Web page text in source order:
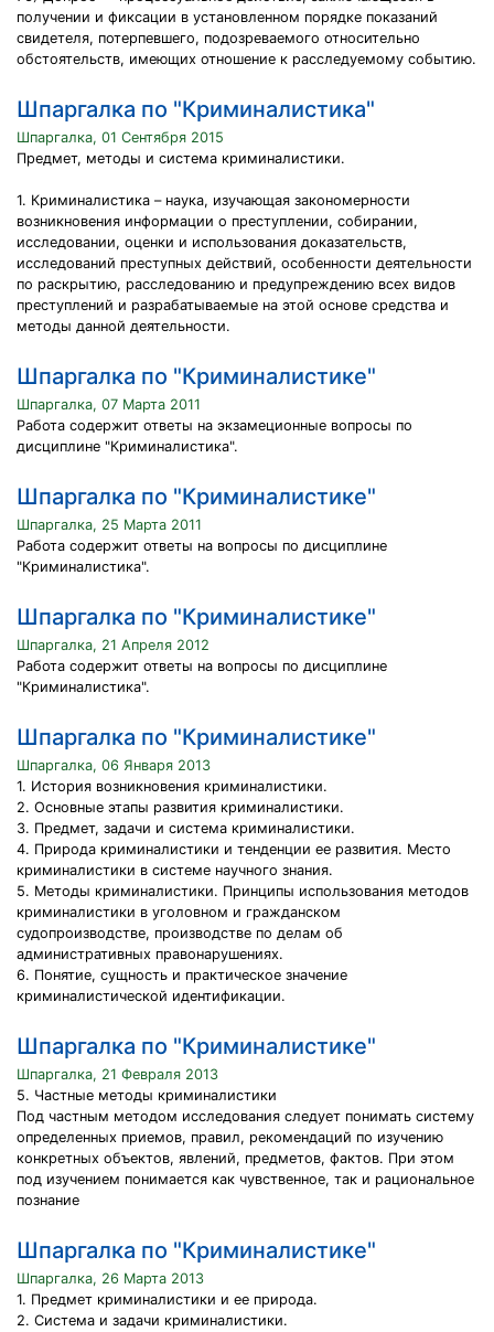
получении и фиксации в установленном порядке показаний
свидетеля, потерпевшего, подозреваемого относительно
обстоятельств, имеющих отношение к расследуемому событию.
Шпаргалка по "Криминалистика"
Шпаргалка, 01 Сентября 2015
Предмет, методы и система криминалистики.
1. Криминалистика – наука, изучающая закономерности
возникновения информации о преступлении, собирании,
исследовании, оценки и использования доказательств,
исследований преступных действий, особенности деятельности
по раскрытию, расследованию и предупреждению всех видов
преступлений и разрабатываемые на этой основе средства и
методы данной деятельности.
Шпаргалка по "Криминалистике"
Шпаргалка, 07 Марта 2011
Работа содержит ответы на экзамеционные вопросы по
дисциплине "Криминалистика".
Шпаргалка по "Криминалистике"
Шпаргалка, 25 Марта 2011
Работа содержит ответы на вопросы по дисциплине
"Криминалистика".
Шпаргалка по "Криминалистике"
Шпаргалка, 21 Апреля 2012
Работа содержит ответы на вопросы по дисциплине
"Криминалистика".
Шпаргалка по "Криминалистике"
Шпаргалка, 06 Января 2013
1. История возникновения криминалистики.
2. Основные этапы развития криминалистики.
3. Предмет, задачи и система криминалистики.
4. Природа криминалистики и тенденции ее развития. Место
криминалистики в системе научного знания.
5. Методы криминалистики. Принципы использования методов
криминалистики в уголовном и гражданском
судопроизводстве, производстве по делам об
административных правонарушениях.
6. Понятие, сущность и практическое значение
криминалистической идентификации.
Шпаргалка по "Криминалистике"
Шпаргалка, 21 Февраля 2013
5. Частные методы криминалистики
Под частным методом исследования следует понимать систему
определенных приемов, правил, рекомендаций по изучению
конкретных объектов, явлений, предметов, фактов. При этом
под изучением понимается как чувственное, так и рациональное
познание
Шпаргалка по "Криминалистике"
Шпаргалка, 26 Марта 2013
1. Предмет криминалистики и ее природа.
2. Система и задачи криминалистики.